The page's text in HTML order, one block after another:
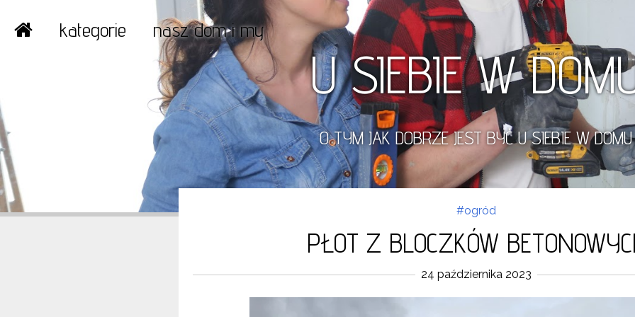
U SIEBIE W
O TYM JAK DOBRZE JEST BYĆ U SIEBIE W DOMU
kategorie nasz dom i my
#ogród
PŁOT Z BLOCZKÓW
24 października 2023